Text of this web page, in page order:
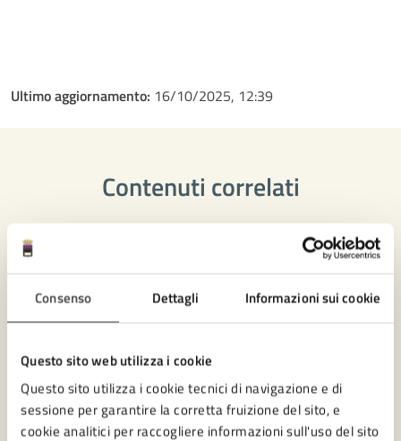
Consenso Dettagli Informazioni sui cookie
Questo sito web utilizza i cookie
Questo sito utilizza i cookie tecnici di navigazione e di
sessione per garantire la corretta fruizione del sito, e
cookie analitici per raccogliere informazioni sull'uso del sito
Ultimo aggiornamento: 16/10/2025, 12:39
Contenuti correlati
Ufficio Partecipazione
Patrimonio